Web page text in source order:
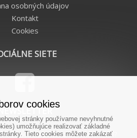
osobných údajov
Kontakt
Cookies
SIETE
novinky priamo na Váš e-mail?
cookies
stránky používame nevyhnutné
umožňujúce realizovať základné
Tieto cookies môžete zakázať